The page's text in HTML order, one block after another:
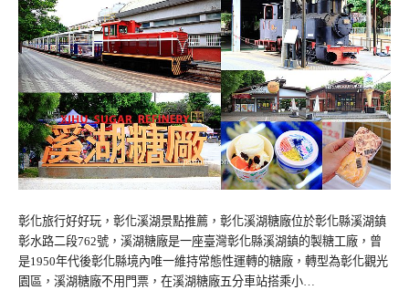
彰化旅行好好玩，彰化溪湖景點推薦，彰化溪湖糖廠位於彰化縣溪湖鎮
彰水路二段762號，溪湖糖廠是一座臺灣彰化縣溪湖鎮的製糖工廠，曾
是1950年代後彰化縣境內唯一維持常態性運轉的糖廠，轉型為彰化觀光
園區，溪湖糖廠不用門票，在溪湖糖廠五分車站搭乘小…